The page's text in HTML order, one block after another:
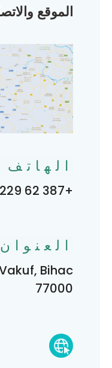
الموقع
الهاتف
+387 62 229 259
العنوان
Bihac
77000